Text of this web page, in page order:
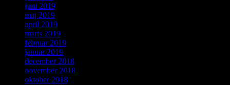
juni 2019
maj 2019
april 2019
marts 2019
februar 2019
januar 2019
december 2018
november 2018
oktober 2018